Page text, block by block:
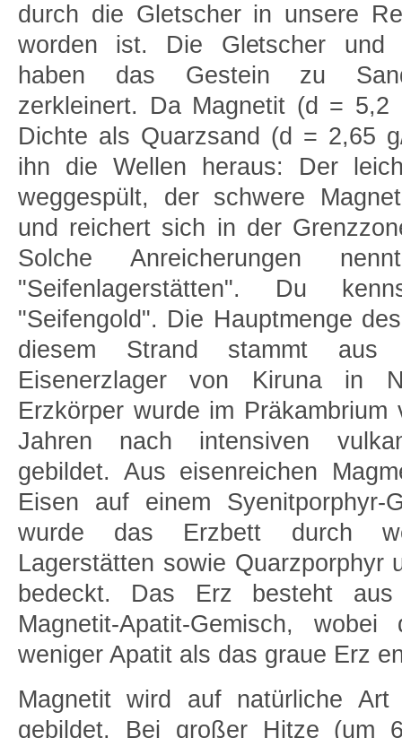
durch die Gletscher in unsere
worden ist. Die Gletscher und
haben das Gestein zu
zerkleinert. Da Magnetit (d = 5,2
Dichte als Quarzsand (d = 2,65
ihn die Wellen heraus: Der
weggespült, der schwere
und reichert sich in der
Solche Anreicherungen
"Seifenlagerstätten". Du
"Seifengold". Die Hauptmenge
diesem Strand stammt aus
Eisenerzlager von Kiruna in
Erzkörper wurde im
Jahren nach intensiven
gebildet. Aus eisenreichen
Eisen auf einem Syenitporphyr-
wurde das Erzbett durch
Lagerstätten sowie Quarzporphyr
bedeckt. Das Erz besteht aus
Magnetit-Apatit-Gemisch,
weniger Apatit als das graue Erz
Magnetit wird auf natürliche Art
gebildet. Bei großer Hitze (um